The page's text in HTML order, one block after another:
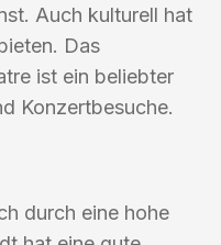
Auch kulturell hat
Das
ist ein beliebter
Konzertbesuche.
durch eine hohe